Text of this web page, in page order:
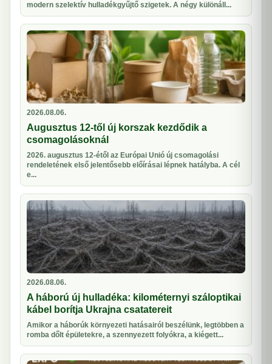
modern szelektív hulladékgyűjtő szigetek. A négy különáll...
2026.08.06.
Augusztus 12-től új korszak kezdődik a
csomagolásoknál
2026. augusztus 12-étől az Európai Unió új csomagolási
rendeletének első jelentősebb előírásai lépnek hatályba. A cél
e...
2026.08.06.
A háború új hulladéka: kilométernyi száloptikai
kábel borítja Ukrajna csatatereit
Amikor a háborúk környezeti hatásairól beszélünk, legtöbben a
romba dőlt épületekre, a szennyezett folyókra, a kiégett...